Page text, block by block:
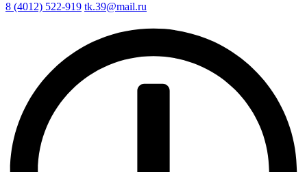
8 (4012) 522-919 tk.39@mail.ru